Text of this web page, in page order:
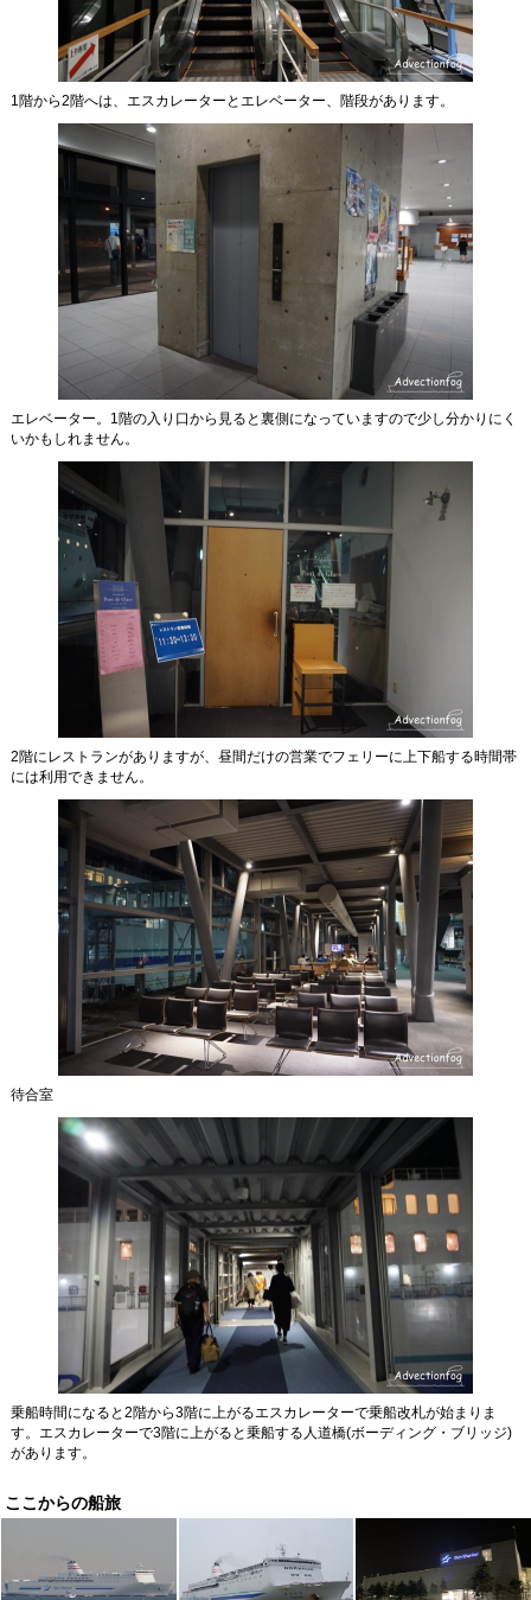
1階から2階へは、エスカレーターとエレベーター、階段があります。
エレベーター。1階の入り口から見ると裏側になっていますので少し分かりにく
いかもしれません。
2階にレストランがありますが、昼間だけの営業でフェリーに上下船する時間帯
には利用できません。
待合室
乗船時間になると2階から3階に上がるエスカレーターで乗船改札が始まりま
す。エスカレーターで3階に上がると乗船する人道橋(ボーディング・ブリッジ)
があります。
ここからの船旅